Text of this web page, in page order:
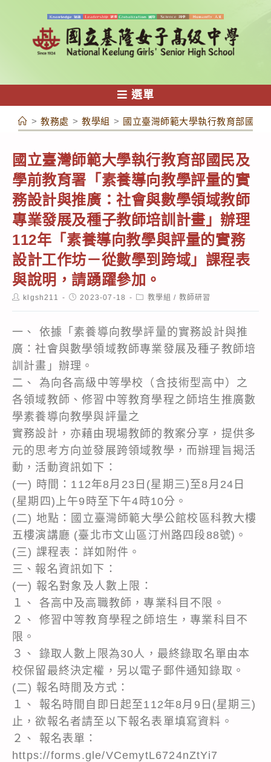
容
選單
> 教務處 > 教學組 > 國立臺灣師範大學執行教育部國民
國立臺灣師範大學執行教育部國民及
學前教育署「素養導向教學評量的實
務設計與推廣：社會與數學領域教師
專業發展及種子教師培訓計畫」辦理
112年「素養導向教學與評量的實務
設計工作坊－從數學到跨域」課程表
與說明，請踴躍參加。
Postklgsh211
Post2023-07-18
Post教學組 / 教師研習
一、 依據「素養導向教學評量的實務設計與推
廣：社會與數學領域教師專業發展及種子教師培
訓計畫」辦理。
二、 為向各高級中等學校（含技術型高中）之
各領域教師、修習中等教育學程之師培生推廣數
學素養導向教學與評量之
實務設計，亦藉由現場教師的教案分享，提供多
元的思考方向並發展跨領域教學，而辦理旨揭活
動，活動資訊如下：
(一) 時間：112年8月23日(星期三)至8月24日
(星期四)上午9時至下午4時10分。
(二) 地點：國立臺灣師範大學公館校區科教大樓
五樓演講廳 (臺北市文山區汀州路四段88號)。
(三) 課程表：詳如附件。
三、報名資訊如下：
(一) 報名對象及人數上限：
１、 各高中及高職教師，專業科目不限。
２、 修習中等教育學程之師培生，專業科目不
限。
３、 錄取人數上限為30人，最終錄取名單由本
校保留最終決定權，另以電子郵件通知錄取。
(二) 報名時間及方式：
１、 報名時間自即日起至112年8月9日(星期三)
止，欲報名者請至以下報名表單填寫資料。
２、 報名表單：
https://forms.gle/VCemytL6724nZtYi7